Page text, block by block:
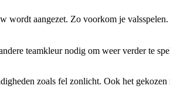
aangezet. Zo voorkom je
teamkleur nodig om weer verder te
zoals fel zonlicht. Ook het